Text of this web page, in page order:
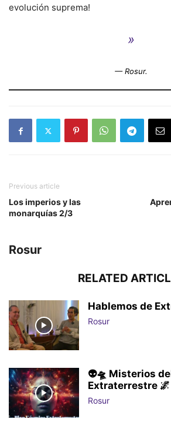
evolución suprema!
»
— Rosur.
Previous article
Los imperios y las
monarquías 2/3
Rosur
RELATED
Hablemos de
Rosur
👽🛸 Misterios
Extraterrestre 🌌
Rosur